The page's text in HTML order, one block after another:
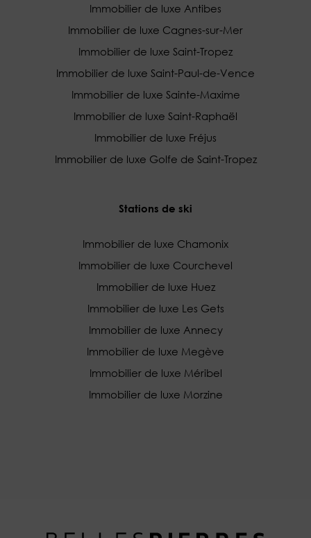
Immobilier de luxe Antibes
Immobilier de luxe Cagnes-sur-Mer
Immobilier de luxe Saint-Tropez
Immobilier de luxe Saint-Paul-de-Vence
Immobilier de luxe Sainte-Maxime
Immobilier de luxe Saint-Raphaël
Immobilier de luxe Fréjus
Immobilier de luxe Golfe de Saint-Tropez
Stations de ski
Immobilier de luxe Chamonix
Immobilier de luxe Courchevel
Immobilier de luxe Huez
Immobilier de luxe Les Gets
Immobilier de luxe Annecy
Immobilier de luxe Megève
Immobilier de luxe Méribel
Immobilier de luxe Morzine